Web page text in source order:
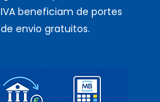
IVA beneficiam de portes
de envio gratuitos.